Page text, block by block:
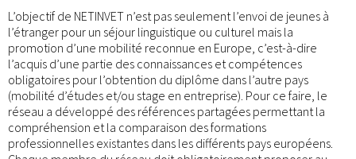
L’objectif de NETINVET n’est pas seulement l’envoi de jeunes à
l’étranger pour un séjour linguistique ou culturel mais la
promotion d’une mobilité reconnue en Europe, c’est-à-dire
l’acquis d’une partie des connaissances et compétences
obligatoires pour l’obtention du diplôme dans l’autre pays
(mobilité d’études et/ou stage en entreprise). Pour ce faire, le
réseau a développé des références partagées permettant la
compréhension et la comparaison des formations
professionnelles existantes dans les différents pays européens.